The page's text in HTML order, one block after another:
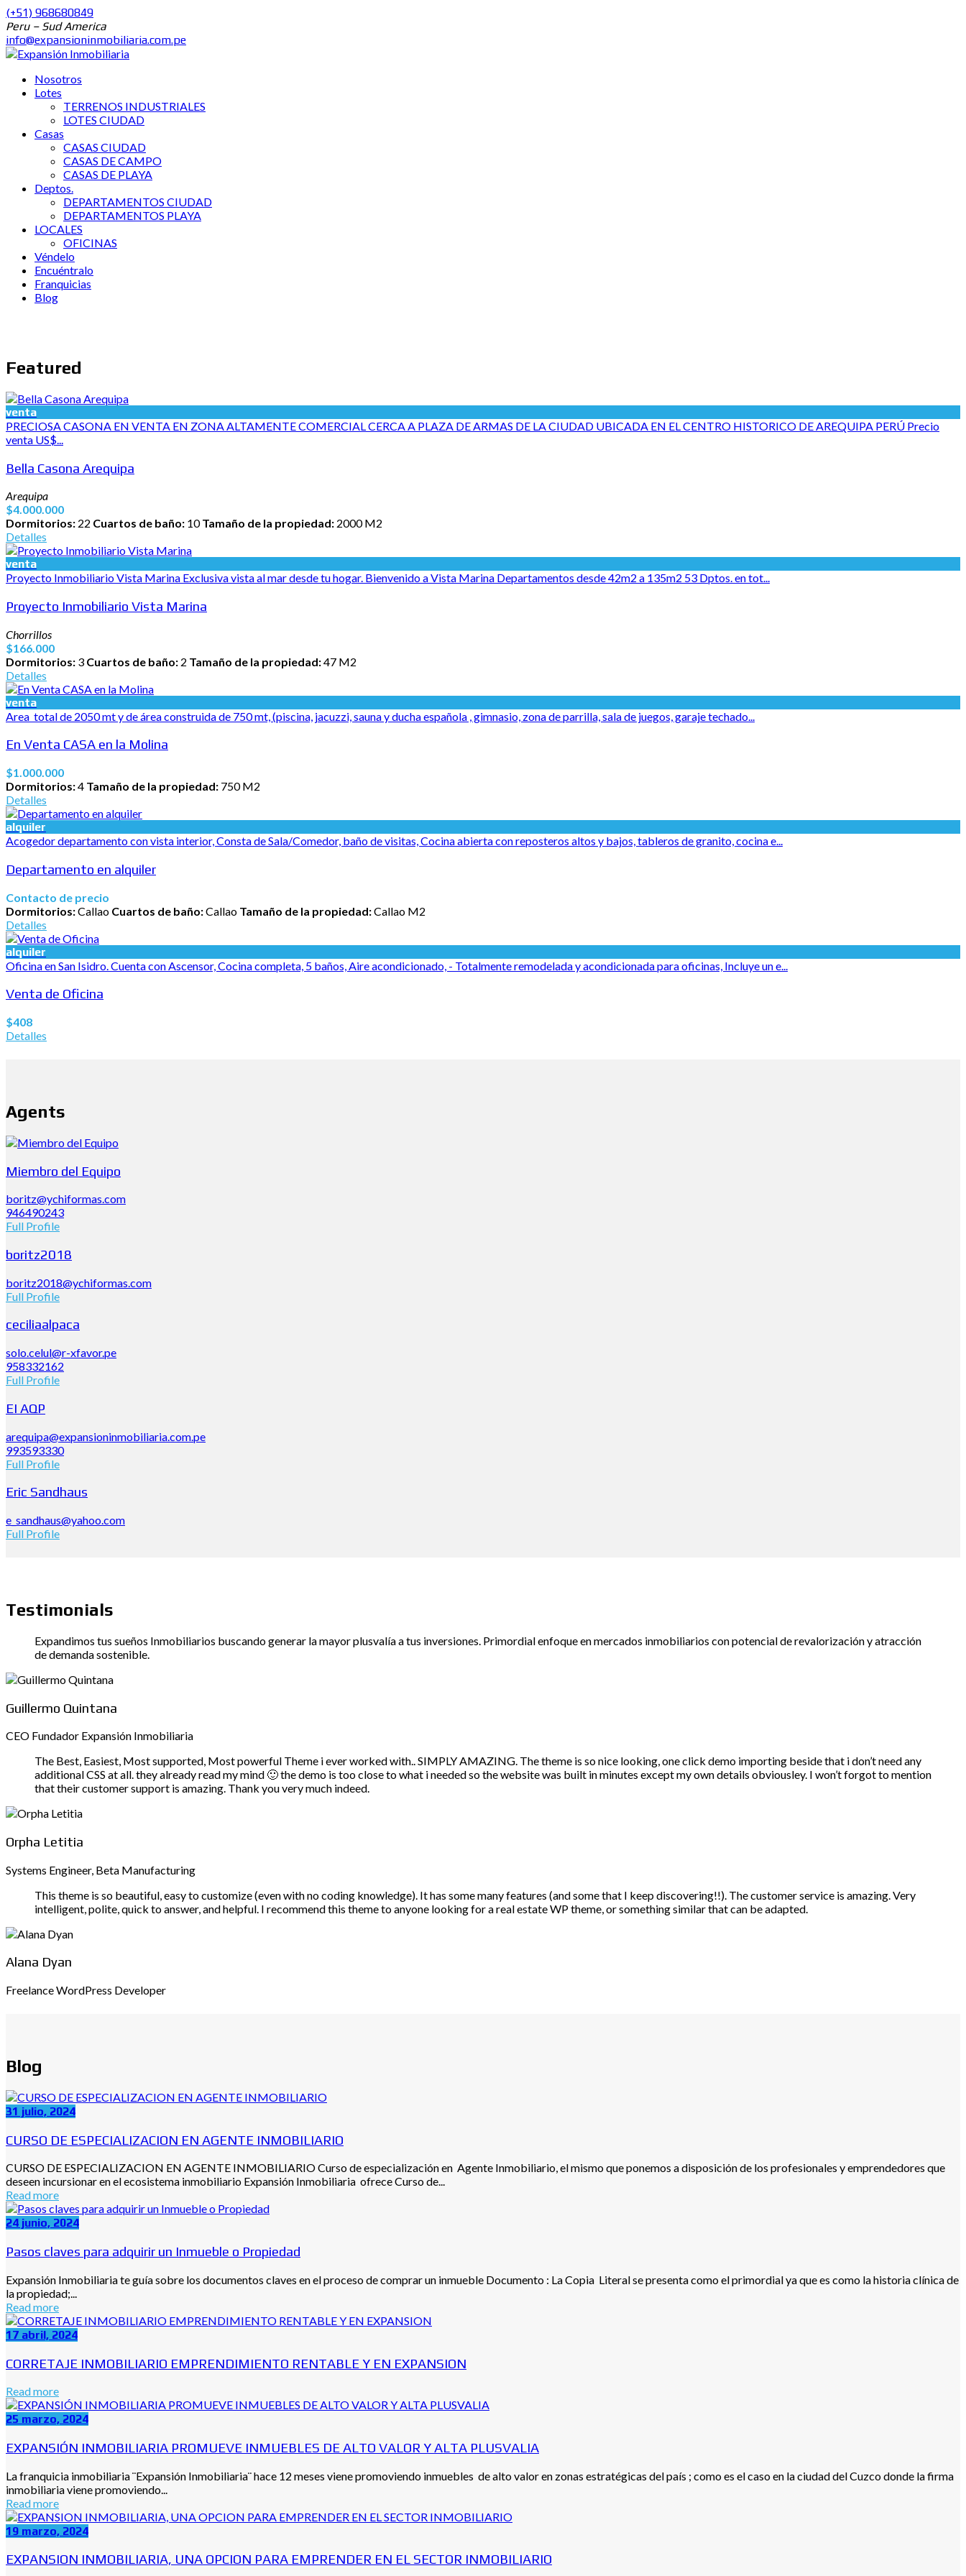
(+51) 968680849
Peru – Sud America
info@expansioninmobiliaria.com.pe
Nosotros
Lotes
TERRENOS INDUSTRIALES
LOTES CIUDAD
Casas
CASAS CIUDAD
CASAS DE CAMPO
CASAS DE PLAYA
Deptos.
DEPARTAMENTOS CIUDAD
DEPARTAMENTOS PLAYA
LOCALES
OFICINAS
Véndelo
Encuéntralo
Franquicias
Blog
Featured
venta
PRECIOSA CASONA EN VENTA EN ZONA ALTAMENTE COMERCIAL CERCA A PLAZA DE ARMAS DE LA CIUDAD UBICADA EN EL CENTRO HISTORICO DE AREQUIPA PERÚ Precio
venta US$...
Bella Casona Arequipa
Arequipa
$4.000.000
Dormitorios: 22 Cuartos de baño: 10Tamaño de la propiedad: 2000 M2
Detalles
venta
Proyecto Inmobiliario Vista Marina Exclusiva vista al mar desde tu hogar. Bienvenido a Vista Marina Departamentos desde 42m2 a 135m2 53 Dptos. en tot...
Proyecto Inmobiliario Vista Marina
Chorrillos
$166.000
Dormitorios: 3 Cuartos de baño: 2 Tamaño de la propiedad:47 M2
Detalles
venta
Area total de 2050 mt y de área construida de 750 mt, (piscina, jacuzzi, sauna y ducha española , gimnasio, zona de parrilla, sala de juegos, garaje techado...
En Venta CASA en la Molina
$1.000.000
Dormitorios:4 Tamaño de la propiedad: 750 M2
Detalles
alquiler
Acogedor departamento con vista interior, Consta de Sala/Comedor, baño de visitas, Cocina abierta con reposteros altos y bajos, tableros de granito, cocina e...
Departamento en alquiler
Contacto de precio
Dormitorios:Callao Cuartos de baño:Callao Tamaño de la propiedad:Callao M2
Detalles
alquiler
Oficina en San Isidro. Cuenta con Ascensor, Cocina completa, 5 baños, Aire acondicionado, - Totalmente remodelada y acondicionada para oficinas, Incluye un e...
Venta de Oficina
$408
Detalles
Agents
Miembro del Equipo
boritz@ychiformas.com
946490243
Full Profile
boritz2018
boritz2018@ychiformas.com
Full Profile
ceciliaalpaca
solo.celul@r-xfavor.pe
958332162
Full Profile
EI AQP
arequipa@expansioninmobiliaria.com.pe
993593330
Full Profile
Eric Sandhaus
e_sandhaus@yahoo.com
Full Profile
Testimonials
Expandimos tus sueños Inmobiliarios buscando generar la mayor plusvalía a tus inversiones. Primordial enfoque en mercados inmobiliarios con potencial de revalorización y atracción
de demanda sostenible.
Guillermo Quintana
CEO Fundador Expansión Inmobiliaria
The Best, Easiest, Most supported, Most powerful Theme i ever worked with.. SIMPLY AMAZING. The theme is so nice looking, one click demo importing beside that i don’t need any
additional CSS at all. they already read my mind 🙂 the demo is too close to what i needed so the website was built in minutes except my own details obviousley. I won’t forgot to mention
that their customer support is amazing. Thank you very much indeed.
Orpha Letitia
Systems Engineer, Beta Manufacturing
This theme is so beautiful, easy to customize (even with no coding knowledge). It has some many features (and some that I keep discovering!!). The customer service is amazing. Very
intelligent, polite, quick to answer, and helpful. I recommend this theme to anyone looking for a real estate WP theme, or something similar that can be adapted.
Alana Dyan
Freelance WordPress Developer
Blog
31 julio, 2024
CURSO DE ESPECIALIZACION EN AGENTE INMOBILIARIO
CURSO DE ESPECIALIZACION EN AGENTE INMOBILIARIO Curso de especialización en Agente Inmobiliario, el mismo que ponemos a disposición de los profesionales y emprendedores que
deseen incursionar en el ecosistema inmobiliario Expansión Inmobiliaria ofrece Curso de...
Read more
24 junio, 2024
Pasos claves para adquirir un Inmueble o Propiedad
Expansión Inmobiliaria te guía sobre los documentos claves en el proceso de comprar un inmueble Documento : La Copia Literal se presenta como el primordial ya que es como la historia clínica de
la propiedad;...
Read more
17 abril, 2024
CORRETAJE INMOBILIARIO EMPRENDIMIENTO RENTABLE Y EN EXPANSION
Read more
25 marzo, 2024
EXPANSIÓN INMOBILIARIA PROMUEVE INMUEBLES DE ALTO VALOR Y ALTA PLUSVALIA
La franquicia inmobiliaria ¨Expansión Inmobiliaria¨ hace 12 meses viene promoviendo inmuebles de alto valor en zonas estratégicas del país ; como es el caso en la ciudad del Cuzco donde la firma
inmobiliaria viene promoviendo...
Read more
19 marzo, 2024
EXPANSION INMOBILIARIA, UNA OPCION PARA EMPRENDER EN EL SECTOR INMOBILIARIO